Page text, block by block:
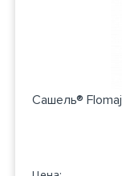
Сашель®